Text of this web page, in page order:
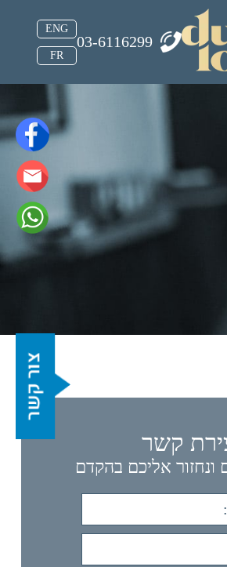
ENG
FR
03-6116299
קשר
ונחזור אליכם בהקדם